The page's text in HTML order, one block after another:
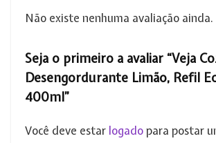
Não existe nenhuma avaliação ainda.
Seja o primeiro a avaliar “Veja
Desengordurante Limão, Refil
400ml”
Você deve estar logadopara postar